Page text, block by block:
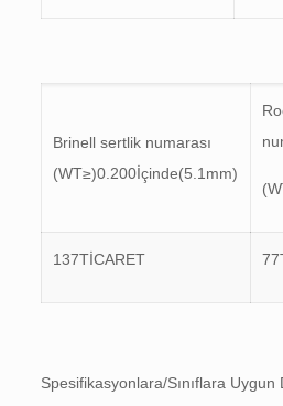
Brinell sertlik numarası
(WT≥)0.200İçinde(5.1mm)
137TİCARET
Spesifikasyonlara/Sınıflara